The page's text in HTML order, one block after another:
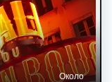
Около